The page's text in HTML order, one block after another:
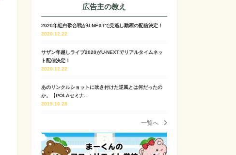
広告主の教え
2020年紅白歌合戦がU-NEXTで見逃し動画の配信決定！
2020.12.22
サザン年越しライブ2020がU-NEXTでリアルタイムネッ
ト配信決定！
2020.12.22
あのリンクルショットに吹き付けた逆風とは何だったの
か。【POLAセミナ…
2019.10.28
一覧へ